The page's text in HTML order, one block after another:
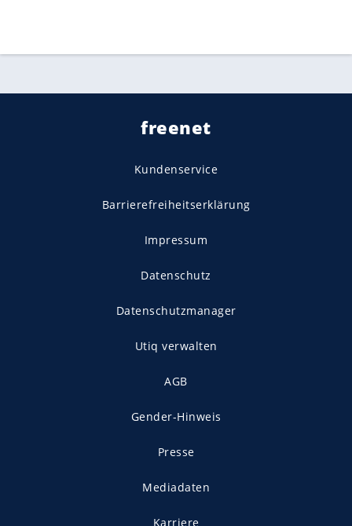
freenet
Kundenservice
Barrierefreiheitserklärung
Impressum
Datenschutz
Datenschutzmanager
Utiq verwalten
AGB
Gender-Hinweis
Presse
Mediadaten
Karriere